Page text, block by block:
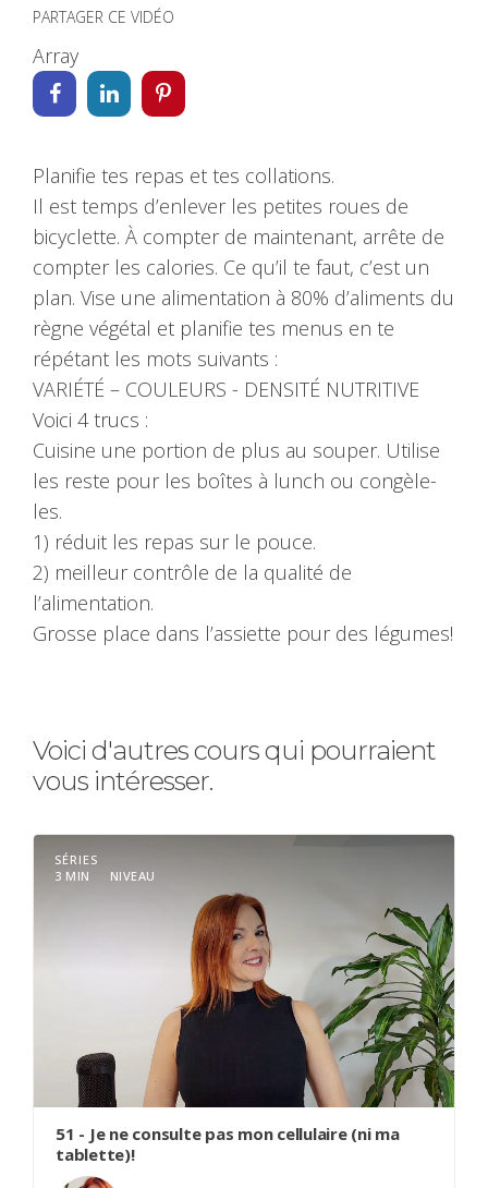
PARTAGER CE VIDÉO
Array
Planifie tes repas et tes collations.
Il est temps d’enlever les petites roues de
bicyclette. À compter de maintenant, arrête de
compter les calories. Ce qu’il te faut, c’est un
plan. Vise une alimentation à 80% d’aliments du
règne végétal et planifie tes menus en te
répétant les mots suivants :
VARIÉTÉ – COULEURS - DENSITÉ NUTRITIVE
Voici 4 trucs :
Cuisine une portion de plus au souper. Utilise
les reste pour les boîtes à lunch ou congèle-
les.
1) réduit les repas sur le pouce.
2) meilleur contrôle de la qualité de
l’alimentation.
Grosse place dans l’assiette pour des légumes!
Voici d'autres cours qui pourraient
vous intéresser.
SÉRIES
3 MIN
NIVEAU
51 - Je ne consulte pas mon cellulaire (ni ma
tablette)!